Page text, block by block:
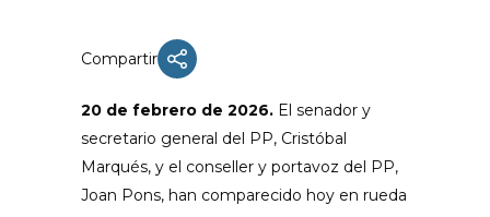
Compartir
20 de febrero de 2026. El senador y
secretario general del PP, Cristóbal
Marqués, y el conseller y portavoz del PP,
Joan Pons, han comparecido hoy en rueda